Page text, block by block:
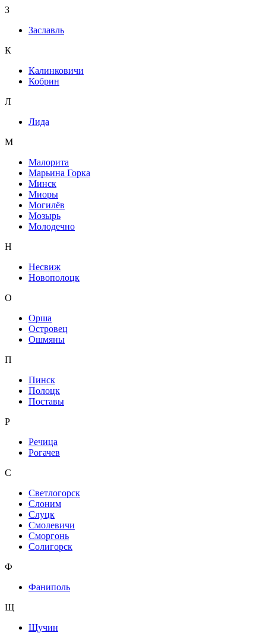
З
Заславль
К
Калинковичи
Кобрин
Л
Лида
М
Малорита
Марьина Горка
Минск
Миоры
Могилёв
Мозырь
Молодечно
Н
Несвиж
Новополоцк
О
Орша
Островец
Ошмяны
П
Пинск
Полоцк
Поставы
Р
Речица
Рогачев
С
Светлогорск
Слоним
Слуцк
Смолевичи
Сморгонь
Солигорск
Ф
Фаниполь
Щ
Щучин